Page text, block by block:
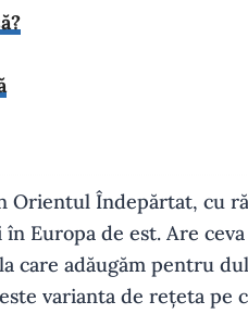
Orientul Îndepărtat, cu
Europa de est. Are
care adăugăm pentru
varianta de rețeta pe